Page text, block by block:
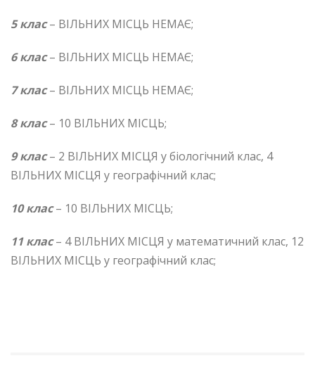
5 клас– ВІЛЬНИХ МІСЦЬ НЕМАЄ;
6 клас– ВІЛЬНИХ МІСЦЬ НЕМАЄ;
7 клас– ВІЛЬНИХ МІСЦЬ НЕМАЄ;
8 клас– 10 ВІЛЬНИХ МІСЦЬ;
9 клас– 2 ВІЛЬНИХ МІСЦЯ у біологічний клас, 4
ВІЛЬНИХ МІСЦЯ у географічний клас;
10 клас– 10 ВІЛЬНИХ МІСЦЬ;
11 клас– 4 ВІЛЬНИХ МІСЦЯ у математичний клас, 12
ВІЛЬНИХ МІСЦЬ у географічний клас;